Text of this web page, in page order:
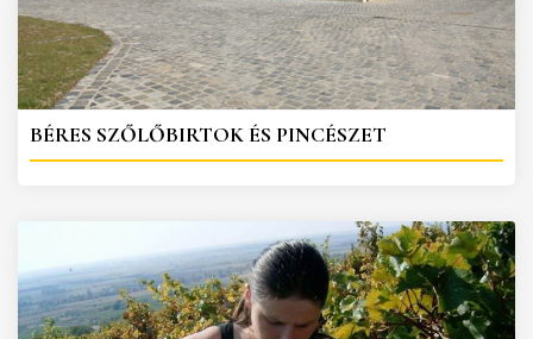
BÉRES SZŐLŐBIRTOK ÉS PINCÉSZET